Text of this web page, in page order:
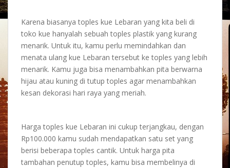
Karena biasanya toples kue Lebaran yang kita beli di
toko kue hanyalah sebuah toples plastik yang kurang
menarik. Untuk itu, kamu perlu memindahkan dan
menata ulang kue Lebaran tersebut ke toples yang lebih
menarik. Kamu juga bisa menambahkan pita berwarna
hijau atau kuning di tutup toples agar menambahkan
kesan dekorasi hari raya yang meriah.
Harga toples kue Lebaran ini cukup terjangkau, dengan
Rp100.000 kamu sudah mendapatkan satu set yang
berisi beberapa toples cantik. Untuk harga pita
tambahan penutup toples, kamu bisa membelinya di